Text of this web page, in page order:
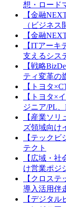
想・ロード
【金融
（ビジネス
【金融
【ITアー
支えるシス
【戦略
ティ変革の
【トヨタ
【トヨタ×
ジニア/PL
【産業ソ
ズ領域向け
【テック
テクト
【広域・
け営業ポジ
【クロス
導入活用伴
【デジタ